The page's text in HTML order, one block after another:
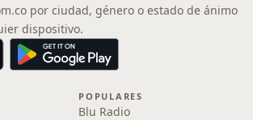
por ciudad, género o estado de ánimo
dispositivo.
POPULARES
Blu Radio